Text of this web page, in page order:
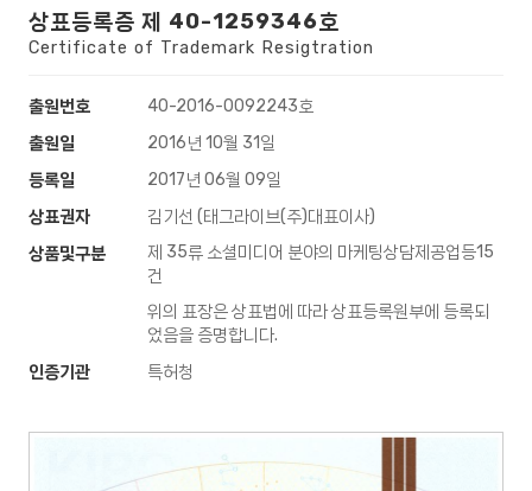
상표등록증 제 40-1259346호
Certificate of Trademark Resigtration
출원번호
40-2016-0092243호
출원일
2016년 10월 31일
등록일
2017년 06월 09일
상표권자
김기선 (태그라이브(주)대표이사)
상품및구분
제 35류 소셜미디어 분야의 마케팅상담제공업등15
건
위의 표장은 상표법에 따라 상표등록원부에 등록되
었음을 증명합니다.
인증기관
특허청